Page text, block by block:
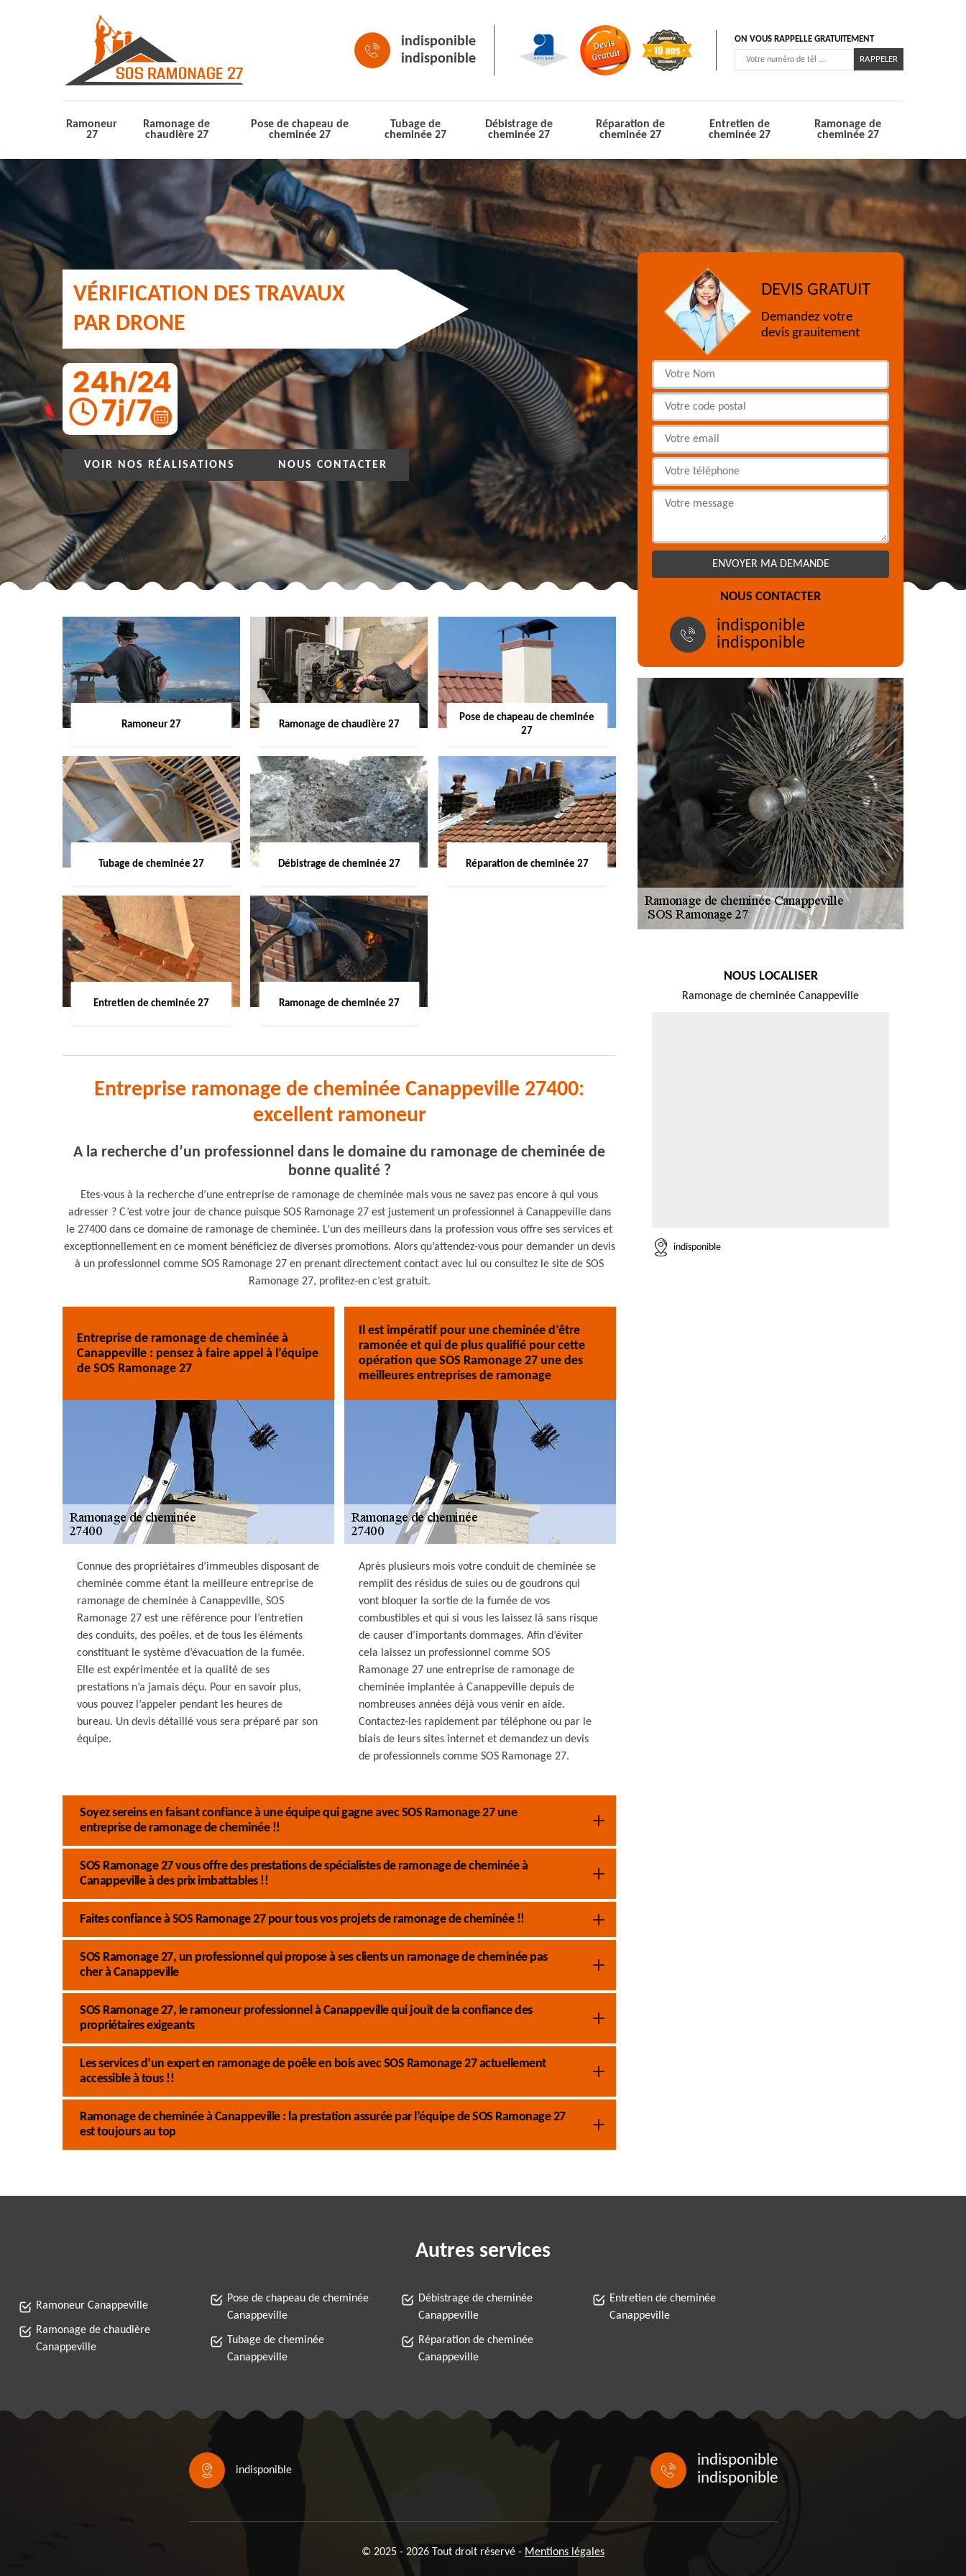
indisponible
indisponible
ON VOUS RAPPELLE GRATUITEMENT
Ramoneur
27
Ramonage de
chaudière 27
Pose de chapeau de
cheminée 27
Tubage de
cheminée 27
Débistrage de
cheminée 27
Réparation de
cheminée 27
Entretien de
cheminée 27
Ramonage de
cheminée 27
VÉRIFICATION DES TRAVAUX
PAR DRONE
VOIR NOS RÉALISATIONS NOUS CONTACTER
Ramoneur 27 Ramonage de chaudière 27
Pose de chapeau de cheminée
27
Tubage de cheminée 27 Débistrage de cheminée 27 Réparation de cheminée 27
Entretien de cheminée 27 Ramonage de cheminée 27
Entreprise ramonage de cheminée Canappeville 27400:
excellent ramoneur
A la recherche d’un professionnel dans le domaine du ramonage de cheminée de
bonne qualité ?
Etes-vous à la recherche d’une entreprise de ramonage de cheminée mais vous ne savez pas encore à qui vous
adresser ? C’est votre jour de chance puisque SOS Ramonage 27 est justement un professionnel à Canappeville dans
le 27400 dans ce domaine de ramonage de cheminée. L’un des meilleurs dans la profession vous offre ses services et
exceptionnellement en ce moment bénéficiez de diverses promotions. Alors qu’attendez-vous pour demander un devis
à un professionnel comme SOS Ramonage 27 en prenant directement contact avec lui ou consultez le site de SOS
Ramonage 27, profitez-en c’est gratuit.
Entreprise de ramonage de cheminée à
Canappeville : pensez à faire appel à l’équipe
de SOS Ramonage 27
Connue des propriétaires d’immeubles disposant de
cheminée comme étant la meilleure entreprise de
ramonage de cheminée à Canappeville, SOS
Ramonage 27 est une référence pour l’entretien
des conduits, des poêles, et de tous les éléments
constituant le système d’évacuation de la fumée.
Elle est expérimentée et la qualité de ses
prestations n’a jamais déçu. Pour en savoir plus,
vous pouvez l’appeler pendant les heures de
bureau. Un devis détaillé vous sera préparé par son
équipe.
Il est impératif pour une cheminée d’être
ramonée et qui de plus qualifié pour cette
opération que SOS Ramonage 27 une des
meilleures entreprises de ramonage
Après plusieurs mois votre conduit de cheminée se
remplit des résidus de suies ou de goudrons qui
vont bloquer la sortie de la fumée de vos
combustibles et qui si vous les laissez là sans risque
de causer d’importants dommages. Afin d’éviter
cela laissez un professionnel comme SOS
Ramonage 27 une entreprise de ramonage de
cheminée implantée à Canappeville depuis de
nombreuses années déjà vous venir en aide.
Contactez-les rapidement par téléphone ou par le
biais de leurs sites internet et demandez un devis
de professionnels comme SOS Ramonage 27.
Soyez sereins en faisant confiance à une équipe qui gagne avec SOS Ramonage 27 une
entreprise de ramonage de cheminée !!
SOS Ramonage 27 vous offre des prestations de spécialistes de ramonage de cheminée à
Canappeville à des prix imbattables !!
Faites confiance à SOS Ramonage 27 pour tous vos projets de ramonage de cheminée !!
SOS Ramonage 27, un professionnel qui propose à ses clients un ramonage de cheminée pas
cher à Canappeville
SOS Ramonage 27, le ramoneur professionnel à Canappeville qui jouit de la confiance des
propriétaires exigeants
Les services d’un expert en ramonage de poêle en bois avec SOS Ramonage 27 actuellement
accessible à tous !!
Ramonage de cheminée à Canappeville : la prestation assurée par l’équipe de SOS Ramonage 27
est toujours au top
DEVIS GRATUIT
Demandez votre
devis grauitement
NOUS CONTACTER
indisponible
indisponible
NOUS LOCALISER
Ramonage de cheminée Canappeville
indisponible
Autres services
Ramoneur Canappeville
Ramonage de chaudière
Canappeville
Pose de chapeau de cheminée
Canappeville
Tubage de cheminée
Canappeville
Débistrage de cheminée
Canappeville
Réparation de cheminée
Canappeville
Entretien de cheminée
Canappeville
indisponible
indisponible
indisponible
© 2025 - 2026 Tout droit réservé - Mentions légales